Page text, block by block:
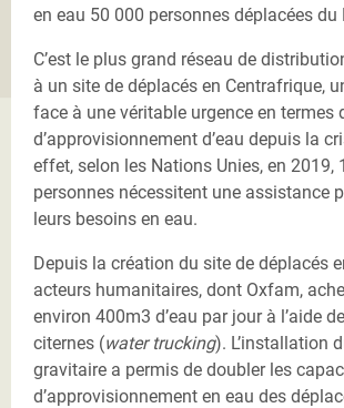
en eau 50 000 personnes déplacées du
C’est le plus grand réseau de
à un site de déplacés en Centrafrique,
face à une véritable urgence en termes
d’approvisionnement d’eau depuis la
effet, selon les Nations Unies, en 2019,
personnes nécessitent une assistance
leurs besoins en eau.
Depuis la création du site de déplacés
acteurs humanitaires, dont Oxfam,
environ 400m3 d’eau par jour à l’aide
citernes (water trucking). L’installation
gravitaire a permis de doubler les
d’approvisionnement en eau des